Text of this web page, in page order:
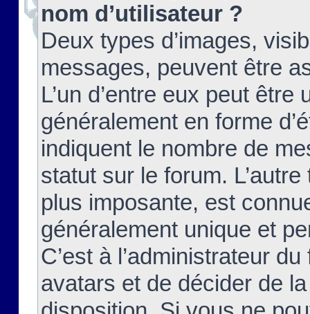
nom d’utilisateur ?
Deux types d’images,
messages, peuvent être
L’un d’entre eux peut
généralement en forme
indiquent le nombre de
statut sur le forum.
plus imposante, est
généralement unique et
C’est à l’administrateur
avatars et de décider de